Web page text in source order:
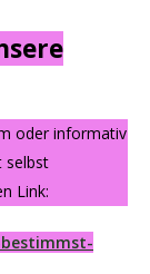
oder informativ
selbst
Link: